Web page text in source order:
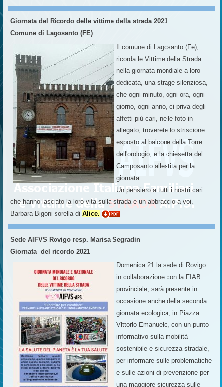
Giornata del Ricordo delle vittime della strada 2021
Comune di Lagosanto (FE)
Il comune di Lagosanto (Fe),
ricorda le Vittime della Strada
nella giornata mondiale a loro
dedicata, una strage silenziosa,
che ogni minuto, ogni ora, ogni
giorno, ogni anno, ci priva degli
affetti più cari, nelle foto in
allegato, troverete lo striscione
esposto al balcone della Torre
dell'orologio, e la chiesetta del
Camposanto allestita per la
giornata.
Un pensiero a tutti i nostri cari
che hanno lasciato la loro vita sulla strada e un abbraccio a voi.
Barbara Bigoni sorella di Alice.
Sede AIFVS Rovigo resp. Marisa Segradin
Giornata del ricordo 2021
Domenica 21 la sede di Rovigo
in collaborazione con la FIAB
provinciale, sarà presente in
occasione anche della seconda
giornata ecologica, in Piazza
Vittorio Emanuele, con un punto
informativo sulla mobilità
sostenibile e sicurezza stradale,
per informare sulle problematiche
e sulle azioni di prevenzione per
una maggiore sicurezza sulle